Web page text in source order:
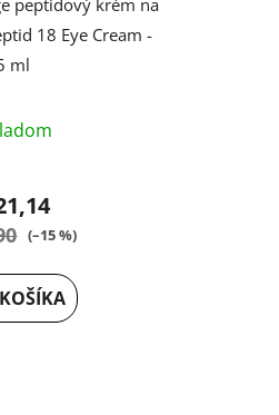
18 Eye Cream -
ml
hodnotenie
je
5,0
5
hviezdičiek.
(–15 %)